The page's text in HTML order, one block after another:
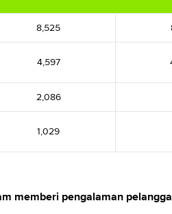
8,525
4,597
2,086
1,029
memberi pengalaman